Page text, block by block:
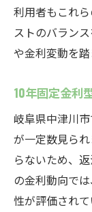
利用者もこれ
ストのバラン
や金利変動を踏
10年固定金利
岐阜県中津川
が一定数見ら
らないため、
の金利動向で
性が評価され